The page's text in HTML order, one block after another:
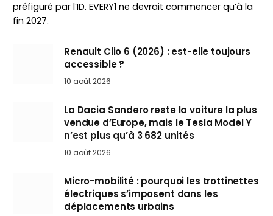
préfiguré par l’ID. EVERY1 ne devrait commencer qu’à la
fin 2027.
Renault Clio 6 (2026) : est-elle toujours
accessible ?
10 août 2026
La Dacia Sandero reste la voiture la plus
vendue d’Europe, mais le Tesla Model Y
n’est plus qu’à 3 682 unités
10 août 2026
Micro-mobilité : pourquoi les trottinettes
électriques s’imposent dans les
déplacements urbains